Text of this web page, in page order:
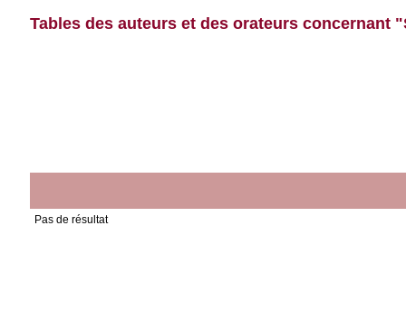
Tables des auteurs et des orateurs concernant
Pas de résultat